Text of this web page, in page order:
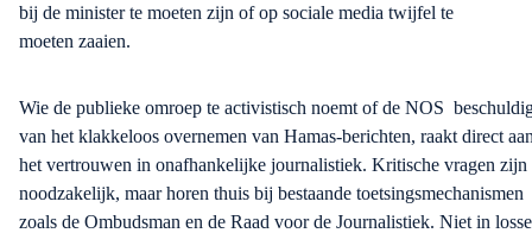
bij de minister te moeten zijn of op sociale media twijfel te
moeten zaaien.
Wie de publieke omroep te activistisch noemt of de NOS
van het klakkeloos overnemen van Hamas-berichten, raakt direct
het vertrouwen in onafhankelijke journalistiek. Kritische vragen zijn
noodzakelijk, maar horen thuis bij bestaande toetsingsmechanismen
zoals de Ombudsman en de Raad voor de Journalistiek. Niet in losse